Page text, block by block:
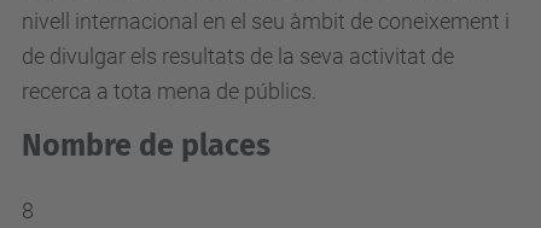
nivell internacional en el seu àmbit de coneixement i
de divulgar els resultats de la seva activitat de
recerca a tota mena de públics.
Nombre de places
8